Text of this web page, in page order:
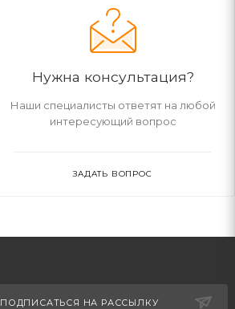
Нужна консультация?
Наши специалисты ответят на любой
интересующий вопрос
ЗАДАТЬ ВОПРОС
ПОДПИСАТЬСЯ НА РАССЫЛКУ